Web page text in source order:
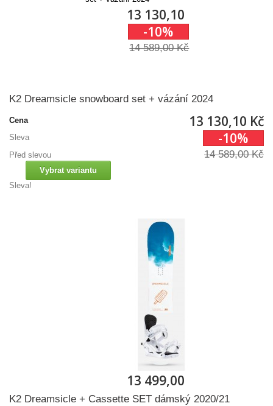
13 130,10 Kč
-10%
14 589,00 Kč
K2 Dreamsicle snowboard set + vázání 2024
13 130,10 Kč
Cena
Sleva
-10%
Před slevou 14 589,00 Kč
Vybrat variantu
Sleva!
13 499,00 Kč
K2 Dreamsicle + Cassette SET dámský 2020/21